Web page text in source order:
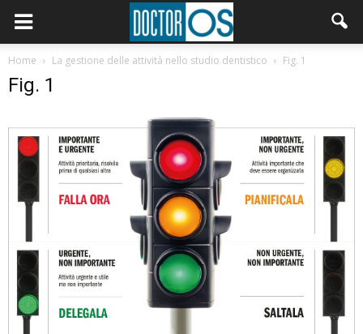
Home La gestione delle attività nello studio dentistico Fig. 1
Fig. 1